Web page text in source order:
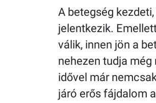
A betegség
jelentkezik.
válik, innen jön a
nehezen tudja
idővel már
járó erős fájdalom